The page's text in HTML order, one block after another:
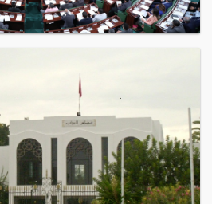
قاعة الجلسات العامة